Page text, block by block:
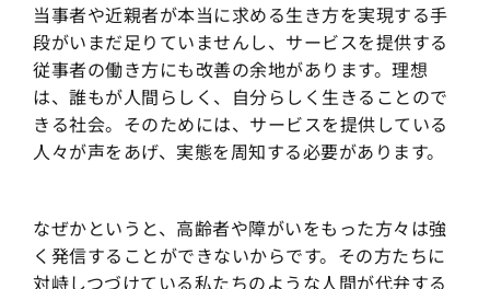
当事者や近親者が本当に求める生き方を実現する手
段がいまだ足りていませんし、サービスを提供する
従事者の働き方にも改善の余地があります。理想
は、誰もが人間らしく、自分らしく生きることので
きる社会。そのためには、サービスを提供している
人々が声をあげ、実態を周知する必要があります。
なぜかというと、高齢者や障がいをもった方々は強
く発信することができないからです。その方たちに
対峙しつづけている私たちのような人間が代弁する